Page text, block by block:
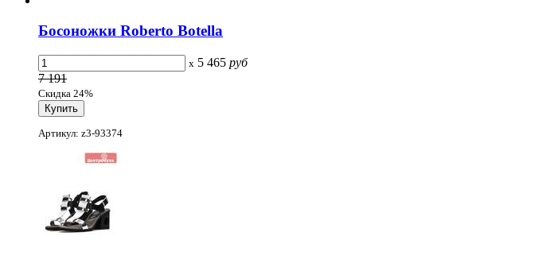
Босоножки Roberto Botella
x 5 465 руб
7 191
Скидка 24%
Артикул: z3-93374